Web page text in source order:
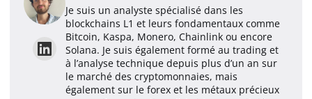
Je suis un analyste spécialisé dans les
blockchains L1 et leurs fondamentaux comme
Bitcoin, Kaspa, Monero, Chainlink ou encore
Solana. Je suis également formé au trading et
à l’analyse technique depuis plus d’un an sur
le marché des cryptomonnaies, mais
également sur le forex et les métaux précieux